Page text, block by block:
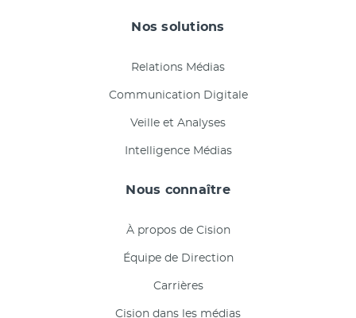
Nos solutions
Relations Médias
Communication Digitale
Veille et Analyses
Intelligence Médias
Nous connaître
À propos de Cision
Équipe de Direction
Carrières
Cision dans les médias